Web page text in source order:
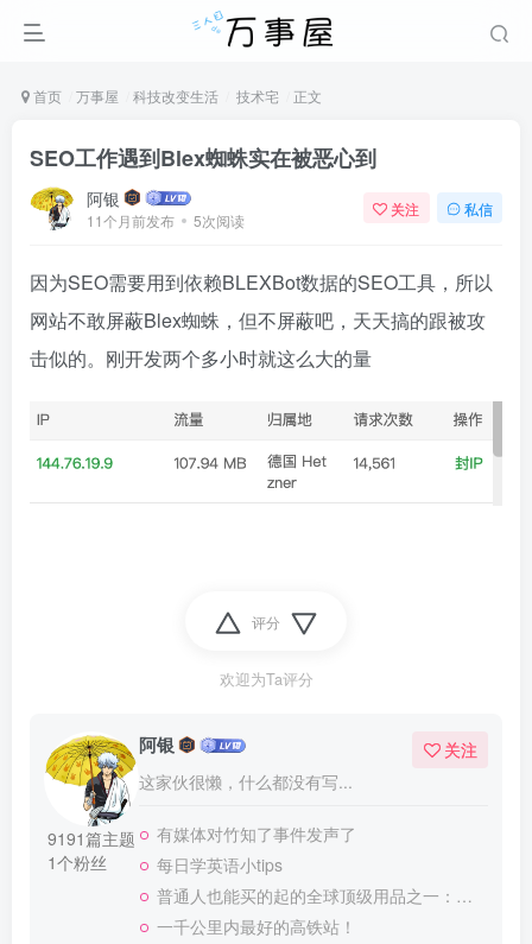
首页 万事屋 科技改变生活 技术宅 正文
SEO工作遇到Blex蜘蛛实在被恶心到
阿银
11个月前发布 5次阅读
关注 私信
因为SEO需要用到依赖BLEXBot数据的SEO工具，所以
网站不敢屏蔽Blex蜘蛛，但不屏蔽吧，天天搞的跟被攻
击似的。刚开发两个多小时就这么大的量
评分
欢迎为Ta评分
9191篇主题
1个粉丝
阿银
这家伙很懒，什么都没有写...
关注
有媒体对竹知了事件发声了
每日学英语小tips
普通人也能买的起的全球顶级用品之一：WD-40润滑除锈剂！
一千公里内最好的高铁站！